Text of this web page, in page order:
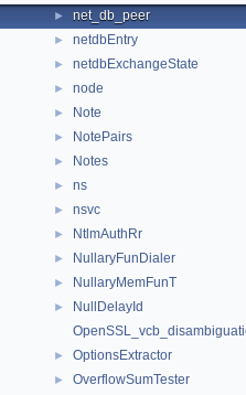
► net_db_peer
► netdbEntry
► netdbExchangeState
► node
► Note
► NotePairs
► Notes
► ns
► nsvc
► NtlmAuthRr
► NullaryFunDialer
► NullaryMemFunT
►
NullDelayId
► OptionsExtractor
► OverflowSumTester